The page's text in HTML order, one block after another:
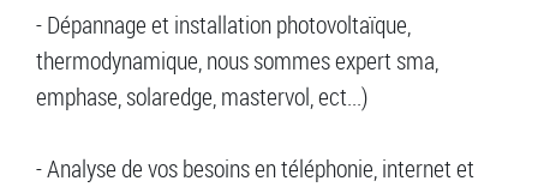
- Dépannage et installation photovoltaïque,
thermodynamique, nous sommes expert sma,
emphase, solaredge, mastervol, ect...)
- Analyse de vos besoins en téléphonie, internet et